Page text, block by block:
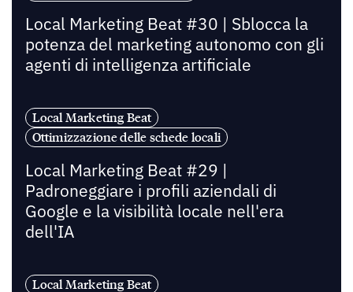
Local Marketing Beat #30 | Sblocca la
potenza del marketing autonomo con gli
agenti di intelligenza artificiale
Local Marketing Beat
Ottimizzazione delle schede locali
Local Marketing Beat #29 |
Padroneggiare i profili aziendali di
Google e la visibilità locale nell'era
dell'IA
Local Marketing Beat